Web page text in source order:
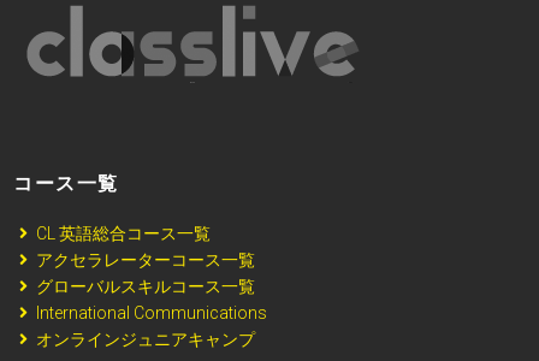
コース一覧
CL 英語総合コース一覧
アクセラレーターコース一覧
グローバルスキルコース一覧
International Communications
オンラインジュニアキャンプ